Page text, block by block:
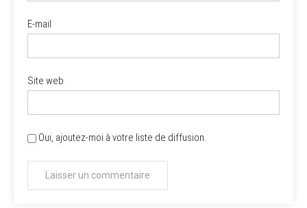
E-mail
Site web
Oui, ajoutez-moi à votre liste de diffusion.